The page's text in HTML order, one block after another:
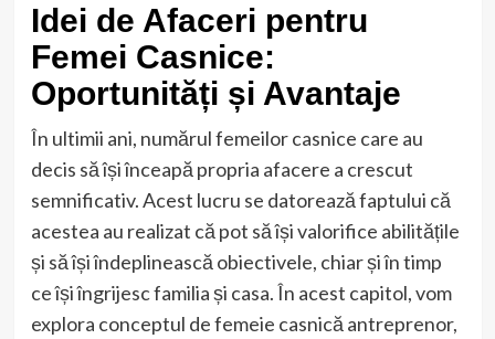
Idei de Afaceri pentru
Femei Casnice:
Oportunități și Avantaje
În ultimii ani, numărul femeilor casnice care au
decis să își înceapă propria afacere a crescut
semnificativ. Acest lucru se datorează faptului că
acestea au realizat că pot să își valorifice abilitățile
și să își îndeplinească obiectivele, chiar și în timp
ce își îngrijesc familia și casa. În acest capitol, vom
explora conceptul de femeie casnică antreprenor,